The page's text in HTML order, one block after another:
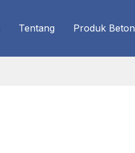
Tentang Produk Beton